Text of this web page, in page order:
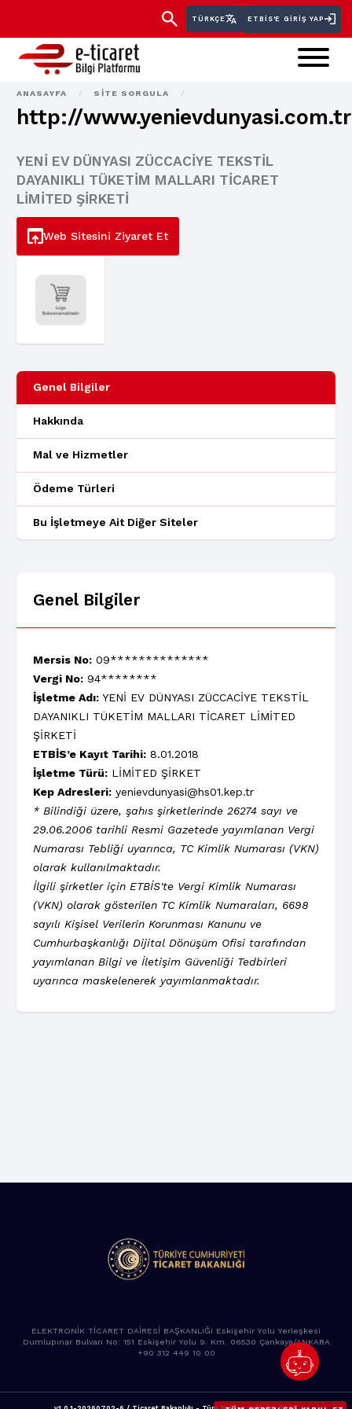
TÜRKÇE ETBİS'E GIRIŞ YAP
ANASAYFA / SITE SORGULA /
http://www.yenievdunyasi.com.tr
YENİ EV DÜNYASI ZÜCCACİYE TEKSTİL
DAYANIKLI TÜKETİM MALLARI TİCARET
LİMİTED ŞİRKETİ
Web Sitesini Ziyaret Et
Genel Bilgiler
Hakkında
Mal ve Hizmetler
Ödeme Türleri
Bu İşletmeye Ait Diğer Siteler
Genel Bilgiler
Mersis No: 09**************
Vergi No: 94********
İşletme Adı: YENİ EV DÜNYASI ZÜCCACİYE TEKSTİL
DAYANIKLI TÜKETİM MALLARI TİCARET LİMİTED
ŞİRKETİ
ETBİS’e Kayıt Tarihi: 8.01.2018
İşletme Türü: LİMİTED ŞİRKET
Kep Adresleri: yenievdunyasi@hs01.kep.tr
* Bilindiği üzere, şahıs şirketlerinde 26274 sayı ve
29.06.2006 tarihli Resmi Gazetede yayımlanan Vergi
Numarası Tebliği uyarınca, TC Kimlik Numarası (VKN)
olarak kullanılmaktadır.
İlgili şirketler için ETBİS'te Vergi Kimlik Numarası
(VKN) olarak gösterilen TC Kimlik Numaraları, 6698
sayılı Kişisel Verilerin Korunması Kanunu ve
Cumhurbaşkanlığı Dijital Dönüşüm Ofisi tarafından
yayımlanan Bilgi ve İletişim Güvenliği Tedbirleri
uyarınca maskelenerek yayımlanmaktadır.
ELEKTRONİK TİCARET DAİRESİ BAŞKANLIĞI Eskişehir Yolu Yerleşkesi
Dumlupınar Bulvarı No: 151 Eskişehir Yolu 9. Km. 06530 Çankaya/ANKARA
+90 312 449 10 00